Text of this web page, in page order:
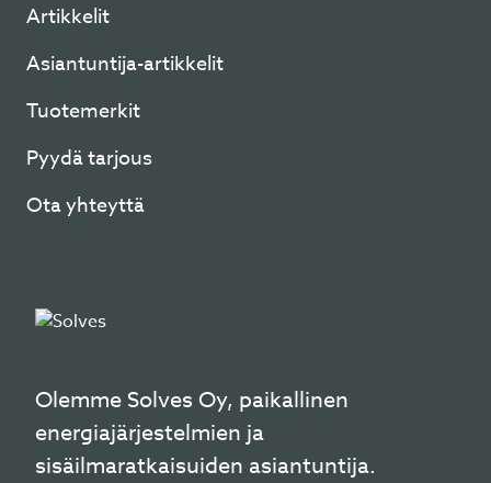
Artikkelit
Asiantuntija-artikkelit
Tuotemerkit
Pyydä tarjous
Ota yhteyttä
Olemme Solves Oy, paikallinen
energiajärjestelmien ja
sisäilmaratkaisuiden asiantuntija.